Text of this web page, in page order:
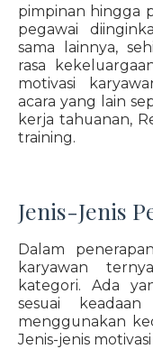
pimpinan hingga
pegawai
sama lainnya,
rasa
motivasi
acara yang lain
kerja tahuanan,
training.
Jenis-Jenis
Dalam
karyawan
kategori. Ada
sesuai
menggunakan
Jenis-jenis